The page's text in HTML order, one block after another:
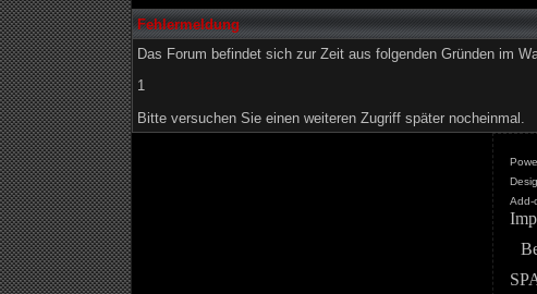
Fehlermeldung
Das Forum befindet sich zur Zeit aus folgenden Gründen im
1
Bitte versuchen Sie einen weiteren Zugriff später nocheinmal.
Add-